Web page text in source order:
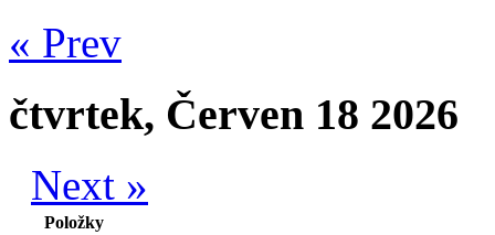
« Prev
čtvrtek, Červen 18 2026
Next »
Položky